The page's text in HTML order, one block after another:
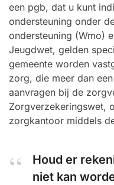
een pgb, dat u kunt
ondersteuning onder
ondersteuning (Wmo)
Jeugdwet, gelden
gemeente worden
zorg, die meer dan
aanvragen bij de
Zorgverzekeringswet,
zorgkantoor middels
Houd er
niet kan